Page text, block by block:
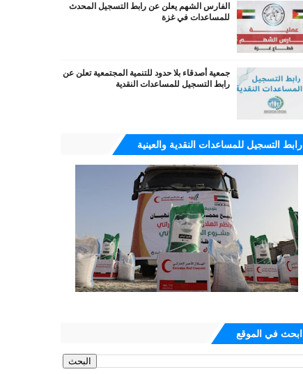
الفارس الشهم يعلن عن رابط التسجيل المحدث
للمساعدات في غزة
جمعية أصدقاء بلا حدود للتنمية المجتمعية تعلن عن
رابط التسجيل للمساعدات النقدية
رابط التسجيل للمساعدات النقدية والعينية
ابحث في الموقع